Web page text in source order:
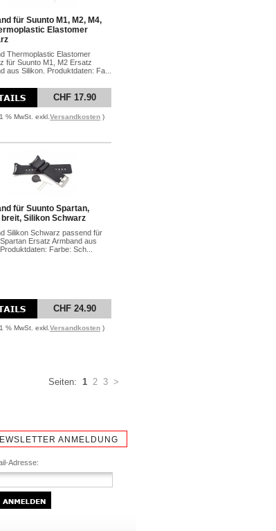
für Suunto M1, M2, M4,
Elastomer
Thermoplastic Elastomer
für Suunto M1, M2 Ersatz
aus Silikon. Produktdaten: Fa...
CHF 17.90
% MwSt. exkl. Versandkosten )
für Suunto Spartan,
Silikon Schwarz
Silikon Schwarz passend für
Ersatz Armband aus
Farbe: Sch...
CHF 24.90
% MwSt. exkl. Versandkosten )
Seiten: 1 2 3 >
ANMELDUNG
Adresse: